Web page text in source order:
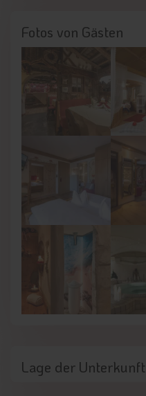
Fotos von Gästen
Lage der Unterkunft